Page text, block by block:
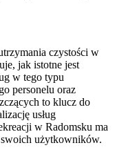
czystości w
jak istotne jest
w tego typu
personelu oraz
to klucz do
usług
w Radomsku ma
swoich użytkowników.